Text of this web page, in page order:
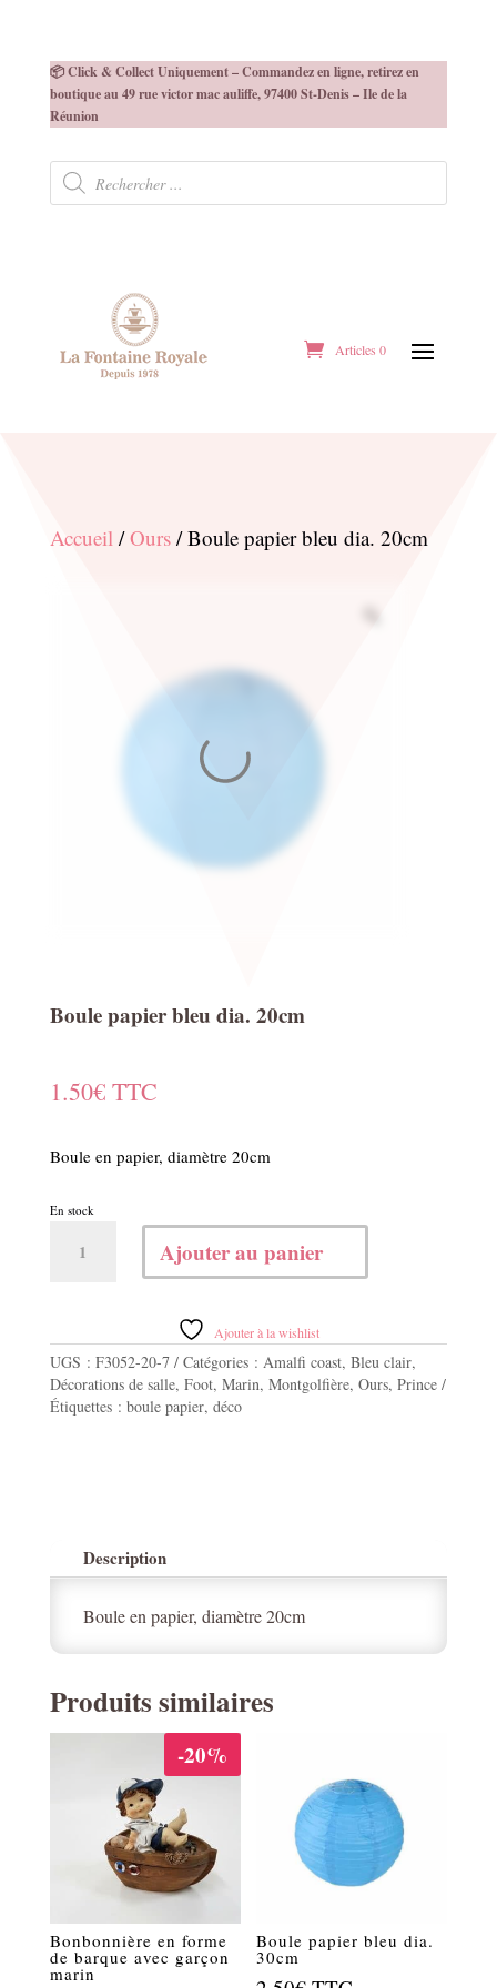
📦 Click & Collect Uniquement – Commandez en ligne, retirez en
boutique au 49 rue victor mac auliffe, 97400 St-Denis – Ile de la
Réunion
Recherche
produits
Articles 0
Accueil/Ours/ Boule papier bleu dia. 20cm
Boule papier bleu dia. 20cm
1.50€ TTC
Boule en papier, diamètre 20cm
En stock
dia.
20cm
Ajouter au panier
Ajouter à la wishlist
UGS : F3052-20-7 Catégories : Amalfi coast, Bleu clair,
Décorations de salle, Foot, Marin, Montgolfière, Ours, Prince
Étiquettes : boule papier, déco
Description
Boule en papier, diamètre 20cm
Produits similaires
-20%
Bonbonnière en forme
de barque avec garçon
marin
Boule papier bleu dia.
30cm